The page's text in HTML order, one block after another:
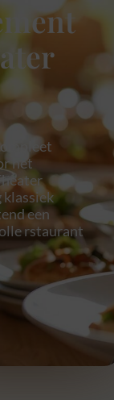
het
klassiek
een
rstaurant